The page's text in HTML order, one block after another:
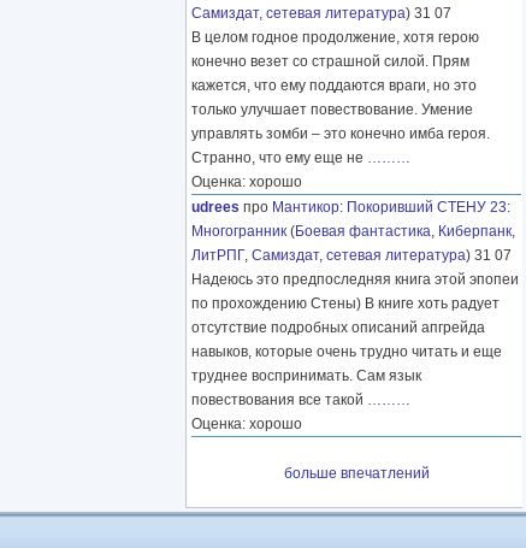
Самиздат, сетевая литература) 31 07
В целом годное продолжение, хотя герою
конечно везет со страшной силой. Прям
кажется, что ему поддаются враги, но это
только улучшает повествование. Умение
управлять зомби – это конечно имба героя.
Странно, что ему еще не ………
Оценка: хорошо
udrees про Мантикор: Покоривший СТЕНУ 23:
Многогранник (Боевая фантастика, Киберпанк,
ЛитРПГ, Самиздат, сетевая литература) 31 07
Надеюсь это предпоследняя книга этой эпопеи
по прохождению Стены) В книге хоть радует
отсутствие подробных описаний апгрейда
навыков, которые очень трудно читать и еще
труднее воспринимать. Сам язык
повествования все такой ………
Оценка: хорошо
больше впечатлений